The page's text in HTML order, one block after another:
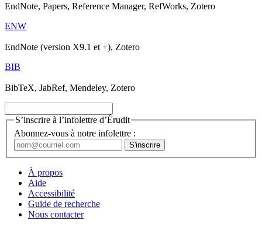
EndNote, Papers, Reference Manager, RefWorks, Zotero
ENW
EndNote (version X9.1 et +), Zotero
BIB
BibTeX, JabRef, Mendeley, Zotero
S’inscrire à l’infolettre d’Érudit
Abonnez-vous à notre infolettre :
À propos
Aide
Accessibilité
Guide de recherche
Nous contacter